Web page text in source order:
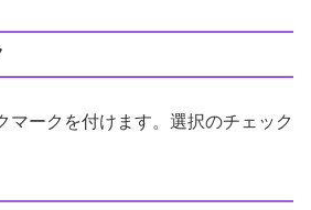
マークを付けます。選択のチェック